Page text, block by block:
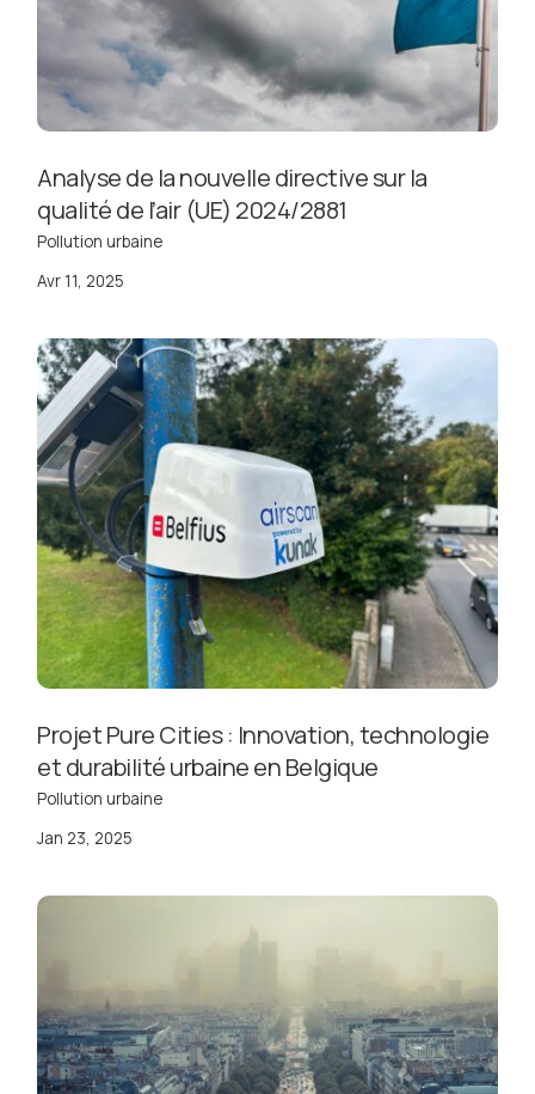
Analyse de la nouvelle directive sur la
qualité de l’air (UE) 2024/2881
Pollution urbaine
Avr 11, 2025
Projet Pure Cities : Innovation, technologie
et durabilité urbaine en Belgique
Pollution urbaine
Jan 23, 2025